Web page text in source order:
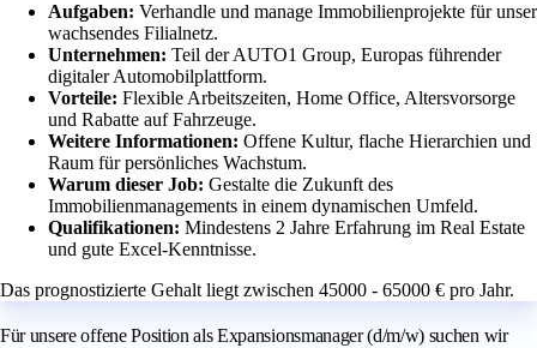
Aufgaben: Verhandle und manage Immobilienprojekte für unser
wachsendes Filialnetz.
Unternehmen: Teil der AUTO1 Group, Europas führender
digitaler Automobilplattform.
Vorteile: Flexible Arbeitszeiten, Home Office, Altersvorsorge
und Rabatte auf Fahrzeuge.
Weitere Informationen: Offene Kultur, flache Hierarchien und
Raum für persönliches Wachstum.
Warum dieser Job: Gestalte die Zukunft des
Immobilienmanagements in einem dynamischen Umfeld.
Qualifikationen: Mindestens 2 Jahre Erfahrung im Real Estate
und gute Excel-Kenntnisse.
Das prognostizierte Gehalt liegt zwischen 45000 - 65000 € pro Jahr.
Für unsere offene Position als Expansionsmanager (d/m/w) suchen wir